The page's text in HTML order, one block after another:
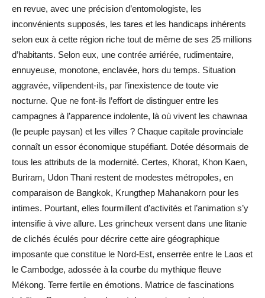
en revue, avec une précision d’entomologiste, les
inconvénients supposés, les tares et les handicaps inhérents
selon eux à cette région riche tout de même de ses 25 millions
d’habitants. Selon eux, une contrée arriérée, rudimentaire,
ennuyeuse, monotone, enclavée, hors du temps. Situation
aggravée, vilipendent-ils, par l’inexistence de toute vie
nocturne. Que ne font-ils l’effort de distinguer entre les
campagnes à l’apparence indolente, là où vivent les chawnaa
(le peuple paysan) et les villes ? Chaque capitale provinciale
connaît un essor économique stupéfiant. Dotée désormais de
tous les attributs de la modernité. Certes, Khorat, Khon Kaen,
Buriram, Udon Thani restent de modestes métropoles, en
comparaison de Bangkok, Krungthep Mahanakorn pour les
intimes. Pourtant, elles fourmillent d’activités et l’animation s’y
intensifie à vive allure. Les grincheux versent dans une litanie
de clichés éculés pour décrire cette aire géographique
imposante que constitue le Nord-Est, enserrée entre le Laos et
le Cambodge, adossée à la courbe du mythique fleuve
Mékong. Terre fertile en émotions. Matrice de fascinations